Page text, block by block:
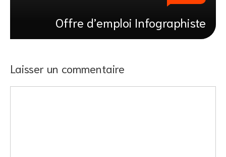
Offre d’emploi Infographiste
Laisser un commentaire